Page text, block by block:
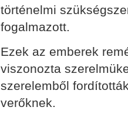
történelmi
fogalmazott.
Ezek az emberek
viszonozta
szerelemből
verőknek.